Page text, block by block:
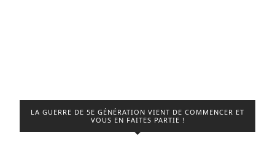
LA GUERRE DE 5E GÉNÉRATION VIENT DE COMMENCER ET
VOUS EN FAITES PARTIE !